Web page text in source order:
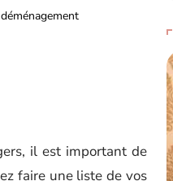
il est important de
faire une liste de vos